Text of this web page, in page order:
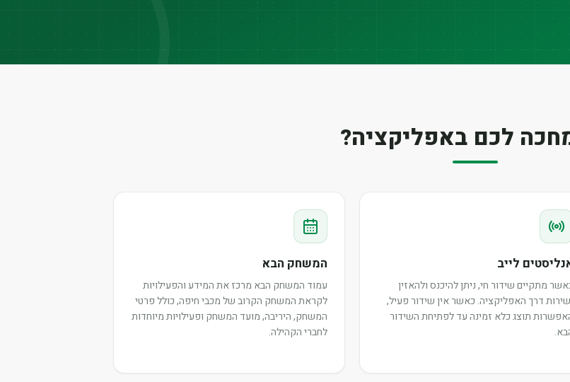
לכם באפליקציה?
לייב
מתקיים שידור חי, ניתן להיכנס ולהאזין
דרך האפליקציה. כאשר אין שידור פעיל,
תוצג כלא זמינה עד לפתיחת השידור
המשחק הבא
עמוד המשחק הבא מרכז את המידע והפעילויות
לקראת המשחק הקרוב של מכבי חיפה, כולל פרטי
המשחק, היריבה, מועד המשחק ופעילויות מיוחדות
לחברי הקהילה.